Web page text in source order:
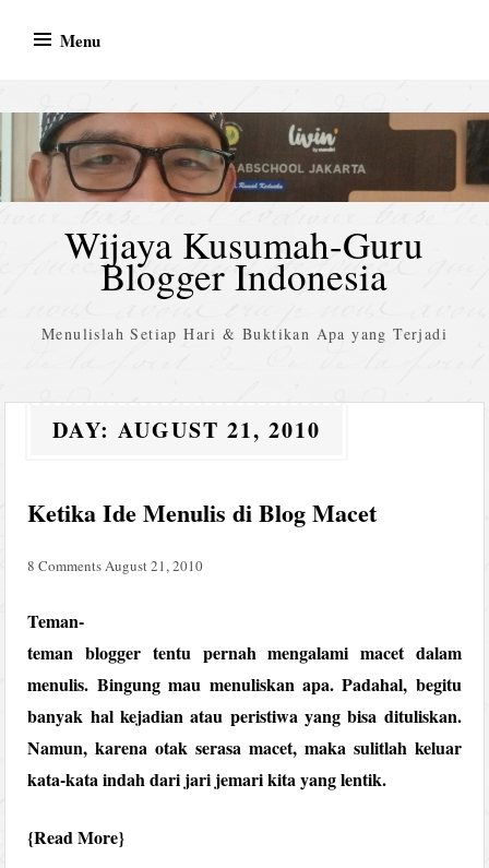
Menu
Wijaya Kusumah-Guru
Blogger Indonesia
Menulislah Setiap Hari & Buktikan Apa yang Terjadi
DAY:AUGUST 21, 2010
Ketika Ide Menulis di Blog Macet
8 Comments August 21, 2010
Teman-
teman blogger tentu pernah mengalami macet dalam
menulis. Bingung mau menuliskan apa. Padahal, begitu
banyak hal kejadian atau peristiwa yang bisa dituliskan.
Namun, karena otak serasa macet, maka sulitlah keluar
kata-kata indah dari jari jemari kita yang lentik.
Read More